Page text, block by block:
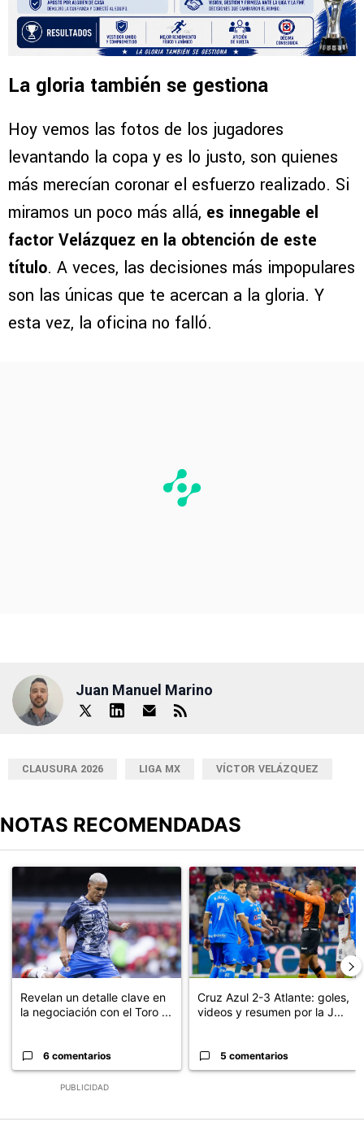
La gloria también se gestiona
Hoy vemos las fotos de los jugadores
levantando la copa y es lo justo, son quienes
más merecían coronar el esfuerzo realizado. Si
miramos un poco más allá, es innegable el
factor Velázquez en la obtención de este
título. A veces, las decisiones más impopulares
son las únicas que te acercan a la gloria. Y
esta vez, la oficina no falló.
Juan Manuel Marino
CLAUSURA 2026 LIGA MX VÍCTOR VELÁZQUEZ
NOTAS RECOMENDADAS
PUBLICIDAD
Un artículo de tendencia con el título "Revelan un detalle clave
Revelan un detalle clave en
la negociación con el Toro ...
6 comentarios
Un artículo de tendencia con el
Cruz Azul 2-3 Atlante: goles,
videos y resumen por la J...
5 comentarios